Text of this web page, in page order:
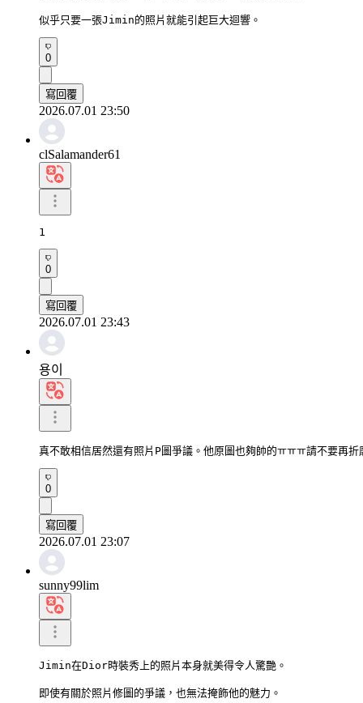
似乎只要一張Jimin的照片就能引起巨大迴響。
0
寫回覆
2026.07.01 23:50
clSalamander61
1
0
寫回覆
2026.07.01 23:43
용이
真不敢相信居然還有照片P圖爭議。他原圖也夠帥的ㅠㅠㅠ請不要再
0
寫回覆
2026.07.01 23:07
sunny99lim
Jimin在Dior時裝秀上的照片本身就美得令人驚艷。
即使有關於照片修圖的爭議，也無法掩飾他的魅力。